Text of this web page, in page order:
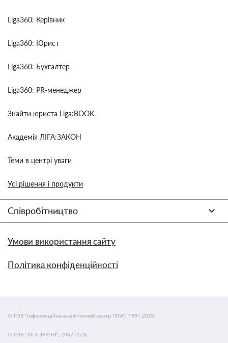
Liga360: Керівник
Liga360: Юрист
Liga360: Бухгалтер
Liga360: PR-менеджер
Знайти юриста Liga:BOOK
Академія ЛІГА:ЗАКОН
Теми в центрі уваги
Усі рішення і продукти
Співробітництво
Умови використання сайту
Політика конфіденційності
© ТОВ "інформаційно-аналітичний центр ЛІГА", 1991-2026.
© ТОВ "ЛІГА ЗАКОН", 2007-2026.